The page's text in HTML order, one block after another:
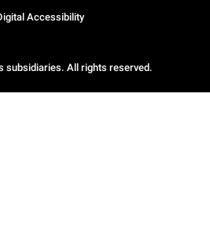
subsidiaries. All rights reserved.
Accessibility